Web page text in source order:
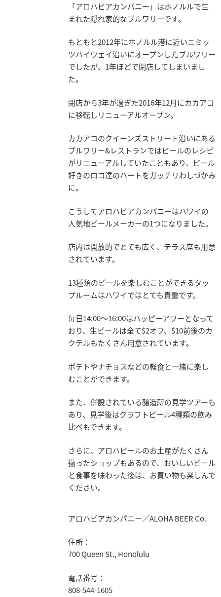
「アロハビアカンパニー」はホノルルで生
まれた隠れ家的なブルワリーです。
もともと2012年にホノルル港に近いニミッ
ツハイウェイ沿いにオープンしたブルワリー
でしたが、1年ほどで閉店してしまいまし
た。
閉店から3年が過ぎた2016年12月にカカアコ
に移転しリニューアルオープン。
カカアコのクイーンズストリート沿いにある
ブルワリー&レストランではビールのレシピ
がリニューアルしていたこともあり、ビール
好きのロコ達のハートをガッチリわしづかみ
に。
こうしてアロハビアカンパニーはハワイの
人気地ビールメーカーの1つになりました。
店内は開放的でとても広く、テラス席も用意
されています。
13種類のビールを楽しむことができるタッ
プルームはハワイではとても貴重です。
毎日14:00～16:00はハッピーアワーとなって
おり、生ビールは全て$2オフ、$10前後のカ
クテルもたくさん用意されています。
ポテトやナチョスなどの軽食と一緒に楽し
むことができます。
また、併設されている醸造所の見学ツアーも
あり、見学後はクラフトビール4種類の飲み
比べもできます。
さらに、アロハビールのお土産がたくさん
揃ったショップもあるので、おいしいビール
と食事を味わった後は、お買い物も楽しんで
ください。
アロハビアカンパニー／ALOHA BEER Co.
住所：
700 Queen St., Honolulu
電話番号：
808-544-1605